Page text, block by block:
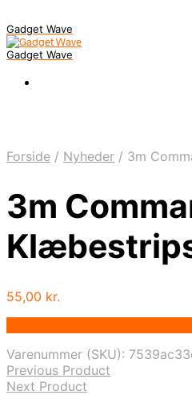
Gadget Wave
Gadget Wave
Forside / Nyheder / 3m
3m
55,00 kr.
Varenummer (SKU):
Previous Product
Next Product